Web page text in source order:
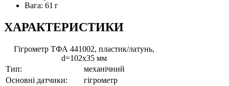
Вага: 61 г
ХАРАКТЕРИСТИКИ
Гігрометр ТФА 441002, пластик/латунь,
d=102х35 мм
Тип:
механічний
Основні датчики:
гігрометр